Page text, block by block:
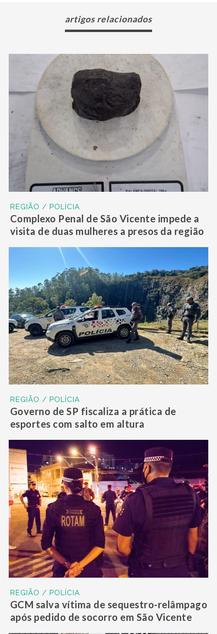
artigos relacionados
REGIÃO / POLÍCIA
Complexo Penal de São Vicente impede a
visita de duas mulheres a presos da região
REGIÃO / POLÍCIA
Governo de SP fiscaliza a prática de
esportes com salto em altura
REGIÃO / POLÍCIA
GCM salva vítima de sequestro-relâmpago
após pedido de socorro em São Vicente